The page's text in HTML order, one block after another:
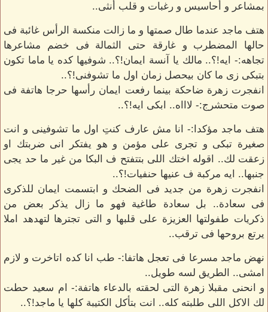
بمشاعر و أحاسيس و رغبات و قلب أنثى..
هتف ماجد عندما طال صمتها و ما زالت منكسة الرأس غائبة فى
حالها المضطرب و غارقة حتى الثمالة فى خضم مشاعرها
تجاهه:- ايه!؟.. مالك يا آنسة ايمان!؟.. شوفيها كده يا ماما تكون
بتبكى زى ما كان بيحصل زمان اول ما تشوفنى!؟..
انفجرت زهرة ضاحكة بينما رفعت ايمان رأسها حرجا هاتفة فى
صوت متحشرج:- لاااه.. ابكى ايه!؟..
هتف ماجد مؤكدا:- انا مش عارف كنتِ اول ما تشوفينى و انت
صغيرة تبكى و تجرى على مؤمن و هو يفتكر انى ضربتك او
زعقت لك.. اقوله اختك اللى بتتفتح ف البكا من غير ما حد يجى
جنبها.. ايه مركبة ف عنيها حنفيات!؟..
انفجرت زهرة من جديد فى الضحك و ابتسمت ايمان للذكرى
فى سعادة.. بل سعادة طاغية فهو ما زال يذكر بعض من
ذكريات طفولتها العزيزة على قلبها و التى تجترها لتهدهد املا
يرتع بروحها فى ترقب..
نهض ماجد مسرعا فى تعجل هاتفا:- طب انا كده اتاخرت و لازم
امشى.. الطريق لسه طويل..
و انحنى مقبلا زهرة التى لحقته بالدعاء هاتفة:- ام سعيد حطت
لك الاكل اللى طلبته كله.. انت بتأكل الكتيبة كلها يا ماجد!؟..